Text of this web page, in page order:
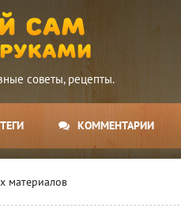
советы, рецепты.
ТЕГИ КОММЕНТАРИИ
материалов